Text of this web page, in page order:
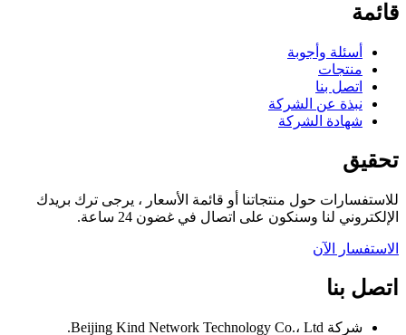
قائمة
أسئلة وأجوبة
منتجات
اتصل بنا
نبذة عن الشركة
شهادة الشركة
تحقيق
للاستفسارات حول منتجاتنا أو قائمة الأسعار ، يرجى ترك بريدك
الإلكتروني لنا وسنكون على اتصال في غضون 24 ساعة.
الاستفسار الآن
اتصل بنا
شركة Beijing Kind Network Technology Co.، Ltd.